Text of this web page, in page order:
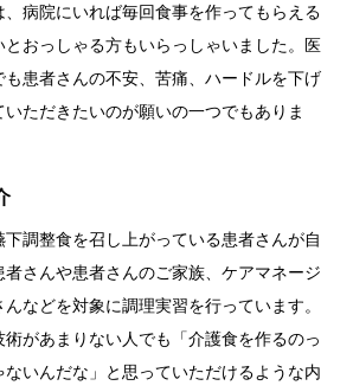
病院にいれば毎回食事を作ってもらえる
おっしゃる方もいらっしゃいました。医
患者さんの不安、苦痛、ハードルを下げ
ただきたいのが願いの一つでもありま
調整食を召し上がっている患者さんが自
さんや患者さんのご家族、ケアマネージ
などを対象に調理実習を行っています。
があまりない人でも「介護食を作るのっ
いんだな」と思っていただけるような内